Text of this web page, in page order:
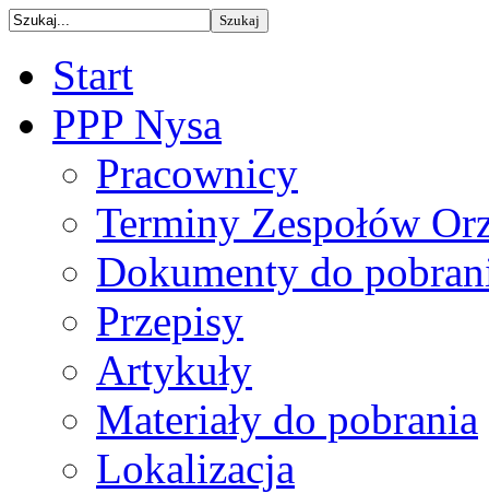
Start
PPP Nysa
Pracownicy
Terminy Zespołów
Dokumenty do
Przepisy
Artykuły
Materiały do pobrania
Lokalizacja